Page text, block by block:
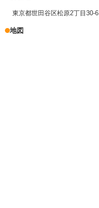
東京都世田谷区松原2丁目30-6
地図